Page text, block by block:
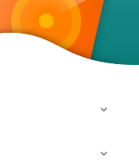

